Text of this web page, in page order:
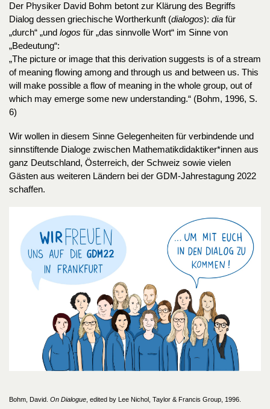
Der Physiker David Bohm betont zur Klärung des Begriffs
Dialog dessen griechische Wortherkunft (dialogos): dia für
„durch“ „und logos für „das sinnvolle Wort“ im Sinne von
„Bedeutung“:
„The picture or image that this derivation suggests is of a stream
of meaning flowing among and through us and between us. This
will make possible a flow of meaning in the whole group, out of
which may emerge some new understanding.“ (Bohm, 1996, S.
6)
Wir wollen in diesem Sinne Gelegenheiten für verbindende und
sinnstiftende Dialoge zwischen Mathematikdidaktiker*innen aus
ganz Deutschland, Österreich, der Schweiz sowie vielen
Gästen aus weiteren Ländern bei der GDM-Jahrestagung 2022
schaffen.
Bohm, David. On Dialogue , edited by Lee Nichol, Taylor & Francis Group, 1996.